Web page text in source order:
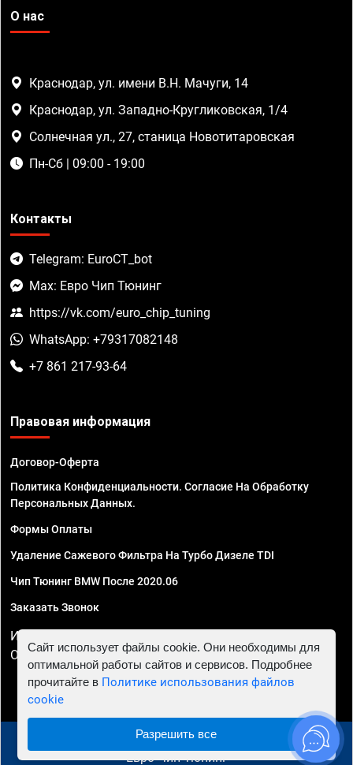
О нас
Краснодар, ул. имени В.Н. Мачуги, 14
Краснодар, ул. Западно-Кругликовская, 1/4
Солнечная ул., 27, станица Новотитаровская
Пн-Сб | 09:00 - 19:00
Контакты
Telegram: EuroCT_bot
Max: Евро Чип Тюнинг
https://vk.com/euro_chip_tuning
WhatsApp: +79317082148
+7 861 217-93-64
Правовая информация
Договор-Оферта
Политика Конфиденциальности. Согласие На Обработку
Персональных Данных.
Формы Оплаты
Удаление Сажевого Фильтра На Турбо Дизеле TDI
Чип Тюнинг BMW После 2020.06
Заказать Звонок
ИП Смирнов Георгий Павлович. ИНН 781302555843,
ОГРНИП 324470400032610
© 2010 - 2026 Чип тюнинг в Краснодаре - Автосервис
"Евро Чип Тюнинг"
Сайт использует файлы cookie. Они необходимы для
оптимальной работы сайтов и сервисов. Подробнее
прочитайте в Политике использования файлов
cookie
Разрешить все